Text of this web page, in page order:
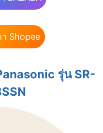
Shopee
รุ่น SR-